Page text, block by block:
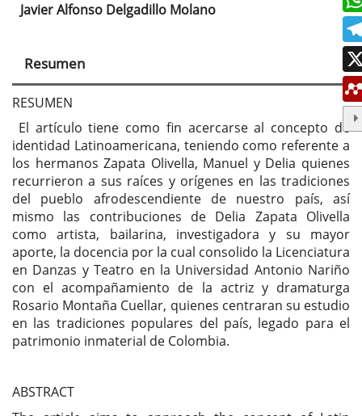
Contenido
principal
del
artículo
Javier Alfonso Delgadillo Molano
Resumen
RESUMEN
El artículo tiene como fin acercarse al concepto de
identidad Latinoamericana, teniendo como referente a
los hermanos Zapata Olivella, Manuel y Delia quienes
recurrieron a sus raíces y orígenes en las tradiciones
del pueblo afrodescendiente de nuestro país, así
mismo las contribuciones de Delia Zapata Olivella
como artista, bailarina, investigadora y su mayor
aporte, la docencia por la cual consolido la Licenciatura
en Danzas y Teatro en la Universidad Antonio Nariño
con el acompañamiento de la actriz y dramaturga
Rosario Montaña Cuellar, quienes centraran su estudio
en las tradiciones populares del país, legado para el
patrimonio inmaterial de Colombia.
ABSTRACT